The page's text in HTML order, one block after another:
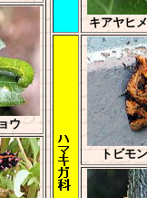
ウ
キアヤヒ
トビモ